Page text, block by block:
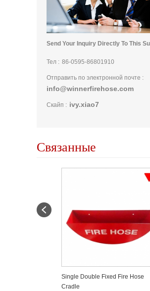
Send Your Inquiry Directly To This
Тел : 86-0595-86801910
Отправить по электронной почте :
info@winnerfirehose.com
Скайп : ivy.xiao7
Связанные
Single Double Fixed Fire Hose
Cradle